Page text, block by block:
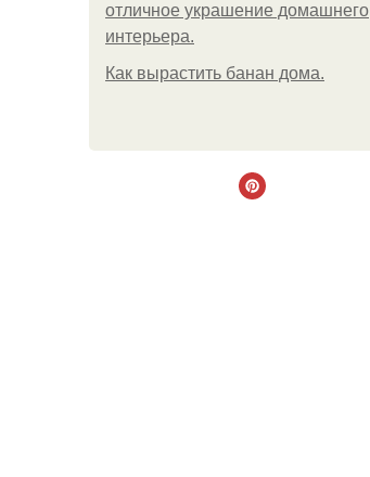
отличное украшение домашнего
интерьера.
Как вырастить банан дома.